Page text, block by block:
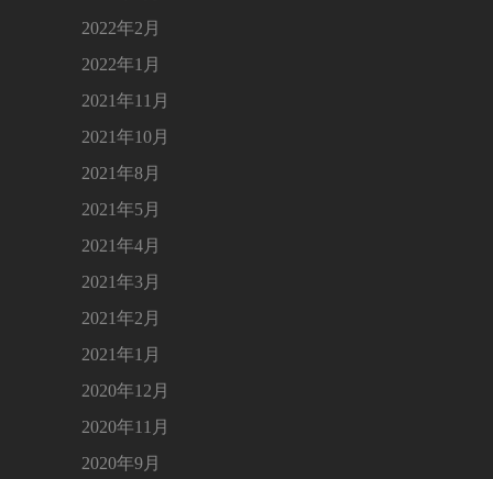
2022年2月
2022年1月
2021年11月
2021年10月
2021年8月
2021年5月
2021年4月
2021年3月
2021年2月
2021年1月
2020年12月
2020年11月
2020年9月